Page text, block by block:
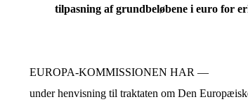
tilpasning af grundbeløbene i euro for
EUROPA-KOMMISSIONEN HAR —
under henvisning til traktaten om Den